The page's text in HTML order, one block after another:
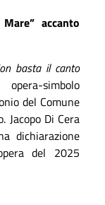
accanto
basta il canto
simbolo
del Comune
Jacopo Di Cera
dichiarazione
del 2025